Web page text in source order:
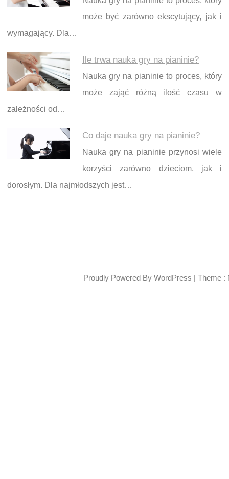
może być zarówno ekscytujący, jak i
wymagający. Dla…
Ile trwa nauka gry na pianinie?
Nauka gry na pianinie to proces, który
może zająć różną ilość czasu w
zależności od…
Co daje nauka gry na pianinie?
Nauka gry na pianinie przynosi wiele
korzyści zarówno dzieciom, jak i
dorosłym. Dla najmłodszych jest…
Proudly Powered By WordPress | Theme :